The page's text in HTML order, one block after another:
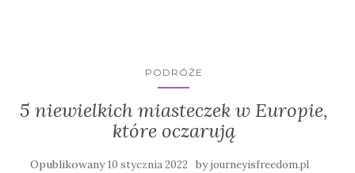
PODRÓŻE
5 niewielkich miasteczek w Europie,
które oczarują
Opublikowany10 stycznia 2022 byjourneyisfreedom.pl